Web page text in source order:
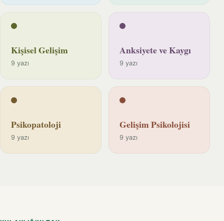
Kişisel Gelişim
9 yazı
Anksiyete ve Kaygı
9 yazı
Psikopatoloji
9 yazı
Gelişim Psikolojisi
9 yazı